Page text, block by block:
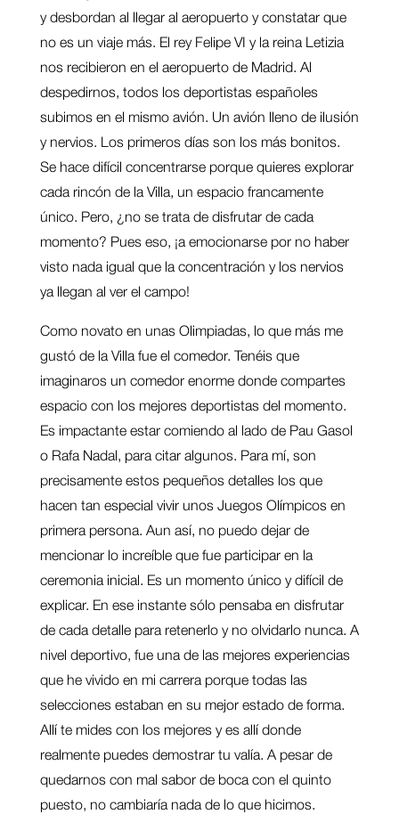
y desbordan al llegar al aeropuerto y constatar que
no es un viaje más. El rey Felipe VI y la reina Letizia
nos recibieron en el aeropuerto de Madrid. Al
despedirnos, todos los deportistas españoles
subimos en el mismo avión. Un avión lleno de ilusión
y nervios. Los primeros días son los más bonitos.
Se hace difícil concentrarse porque quieres explorar
cada rincón de la Villa, un espacio francamente
único. Pero, ¿no se trata de disfrutar de cada
momento? Pues eso, ¡a emocionarse por no haber
visto nada igual que la concentración y los nervios
ya llegan al ver el campo!
Como novato en unas Olimpiadas, lo que más me
gustó de la Villa fue el comedor. Tenéis que
imaginaros un comedor enorme donde compartes
espacio con los mejores deportistas del momento.
Es impactante estar comiendo al lado de Pau Gasol
o Rafa Nadal, para citar algunos. Para mí, son
precisamente estos pequeños detalles los que
hacen tan especial vivir unos Juegos Olímpicos en
primera persona. Aun así, no puedo dejar de
mencionar lo increíble que fue participar en la
ceremonia inicial. Es un momento único y difícil de
explicar. En ese instante sólo pensaba en disfrutar
de cada detalle para retenerlo y no olvidarlo nunca. A
nivel deportivo, fue una de las mejores experiencias
que he vivido en mi carrera porque todas las
selecciones estaban en su mejor estado de forma.
Allí te mides con los mejores y es allí donde
realmente puedes demostrar tu valía. A pesar de
quedarnos con mal sabor de boca con el quinto
puesto, no cambiaría nada de lo que hicimos.